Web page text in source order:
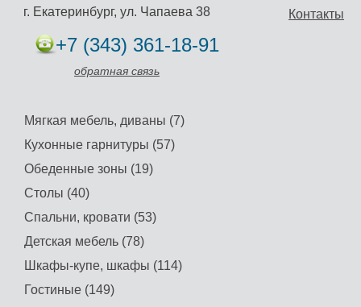
Контакты
г. Екатеринбург, ул. Чапаева 38
+7 (343) 361-18-91
обратная связь
Мягкая мебель, диваны (7)
Кухонные гарнитуры (57)
Обеденные зоны (19)
Столы (40)
Спальни, кровати (53)
Детская мебель (78)
Шкафы-купе, шкафы (114)
Гостиные (149)